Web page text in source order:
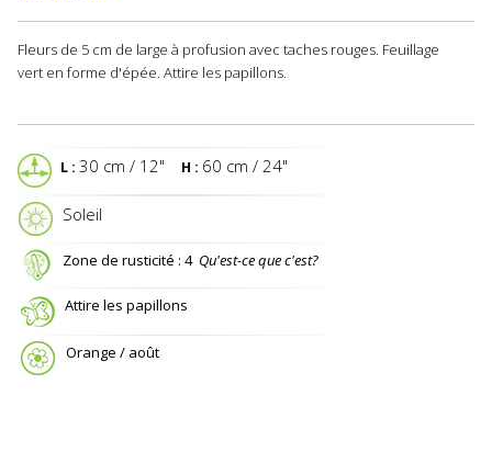
Fleurs de 5 cm de large à profusion avec taches rouges. Feuillage
vert en forme d'épée. Attire les papillons.
L : 30 cm / 12" H : 60 cm / 24"
Soleil
Zone de rusticité : 4Qu'est-ce que c'est?
Attire les papillons
Orange / août